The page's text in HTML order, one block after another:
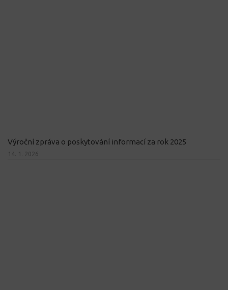
Výroční zpráva o poskytování informací za rok 2025
14. 1. 2026